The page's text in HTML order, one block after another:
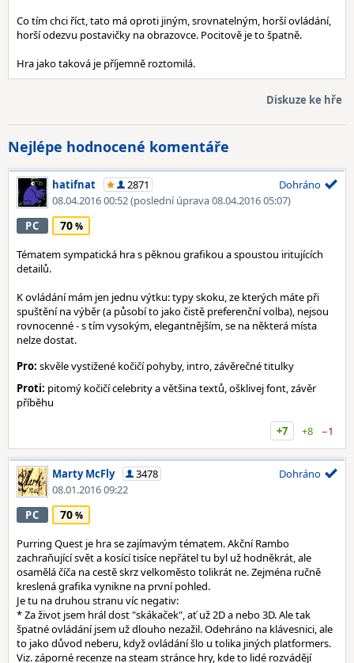
Co tím chci říct, tato má oproti jiným, srovnatelným, horší ovládání,
horší odezvu postavičky na obrazovce. Pocitově je to špatně.
Hra jako taková je příjemně roztomilá.
Diskuze ke hře
Nejlépe hodnocené komentáře
hatifnat
2871
08.04.2016 00:52(poslední úprava 08.04.2016 05:07)
Dohráno
PC 70
Tématem sympatická hra s pěknou grafikou a spoustou iritujících
detailů.
K ovládání mám jen jednu výtku: typy skoku, ze kterých máte při
spuštění na výběr (a působí to jako čistě preferenční volba), nejsou
rovnocenné - s tím vysokým, elegantnějším, se na některá místa
nelze dostat.
Pro: skvěle vystižené kočičí pohyby, intro, závěrečné titulky
Proti: pitomý kočičí celebrity a většina textů, ošklivej font, závěr
příběhu
+7
+8 −1
Marty McFly
3478
08.01.2016 09:22
Dohráno
PC 70
Purring Quest je hra se zajímavým tématem. Akční Rambo
zachraňující svět a kosící tisíce nepřátel tu byl už hodněkrát, ale
osamělá číča na cestě skrz velkoměsto tolikrát ne. Zejména ručně
kreslená grafika vynikne na první pohled.
Je tu na druhou stranu víc negativ:
* Za život jsem hrál dost "skákaček", ať už 2D a nebo 3D. Ale tak
špatné ovládání jsem už dlouho nezažil. Odehráno na klávesnici, ale
to jako důvod neberu, když ovládání šlo u tolika jiných platformers.
Viz. záporné recenze na steam stránce hry, kde to lidé rozvádějí